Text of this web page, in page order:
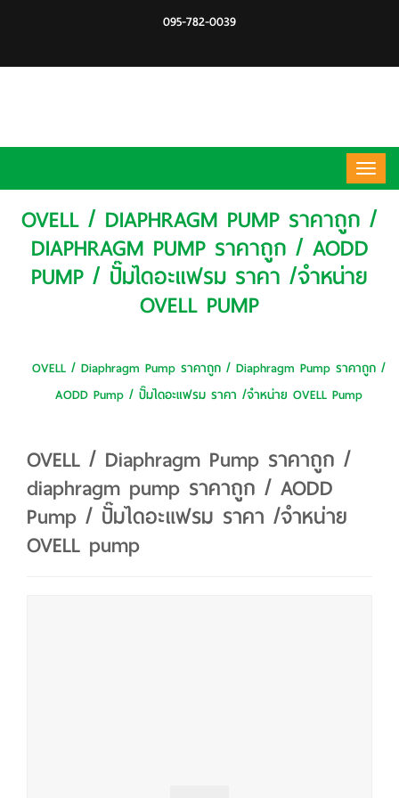
095-782-0039
OVELL / DIAPHRAGM PUMP ราคาถูก /
DIAPHRAGM PUMP ราคาถูก / AODD
PUMP / ปั๊มไดอะแฟรม ราคา /จำหน่าย
OVELL PUMP
OVELL / Diaphragm Pump ราคาถูก / Diaphragm Pump ราคาถูก /
AODD Pump / ปั๊มไดอะแฟรม ราคา /จำหน่าย OVELL Pump
OVELL / Diaphragm Pump ราคาถูก /
diaphragm pump ราคาถูก / AODD
Pump / ปั๊มไดอะแฟรม ราคา /จำหน่าย
OVELL pump